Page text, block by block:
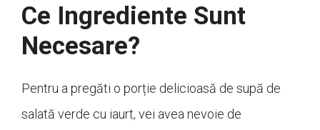
Ce Ingrediente Sunt
Necesare?
Pentru a pregăti o porție delicioasă de supă de
salată verde cu iaurt, vei avea nevoie de